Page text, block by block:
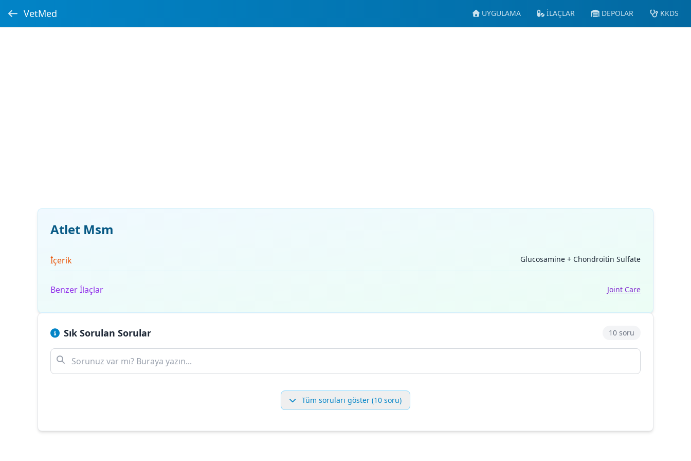
VetMed UYGULAMA İLAÇLAR DEPOLAR KKDS
Atlet Msm
İçerik Glucosamine + Chondroitin Sulfate
Benzer İlaçlar Joint Care
Sık Sorulan Sorular 10 soru
Tüm soruları göster (10 soru)